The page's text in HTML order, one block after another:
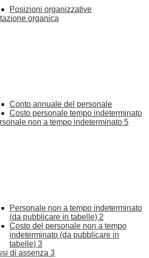
Posizioni organizzative
organica
Conto annuale del personale
Costo personale tempo indeterminato
non a tempo indeterminato 5
Personale non a tempo indeterminato
(da pubblicare in tabelle) 2
Costo del personale non a tempo
indeterminato (da pubblicare in
tabelle) 3
di assenza 3